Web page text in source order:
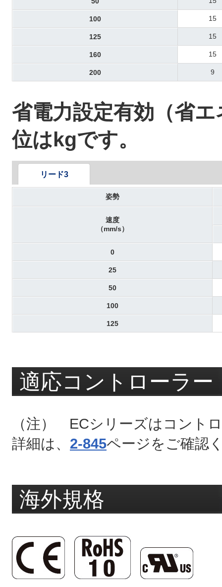
100 15
125 15
160 15
200 9
省電力設定有効（省
位はkgです。
リード3
姿勢
速度
（mm/s）
0
25
50
100
125
適応コントローラー
（注） ECシリーズはコント
詳細は、 2-845ページをご確認
海外規格